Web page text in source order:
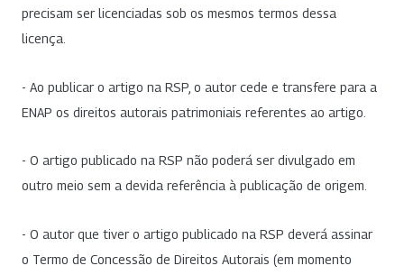
precisam ser licenciadas sob os mesmos termos dessa
licença.
- Ao publicar o artigo na RSP, o autor cede e transfere para a
ENAP os direitos autorais patrimoniais referentes ao artigo.
- O artigo publicado na RSP não poderá ser divulgado em
outro meio sem a devida referência à publicação de origem.
- O autor que tiver o artigo publicado na RSP deverá assinar
o Termo de Concessão de Direitos Autorais (em momento